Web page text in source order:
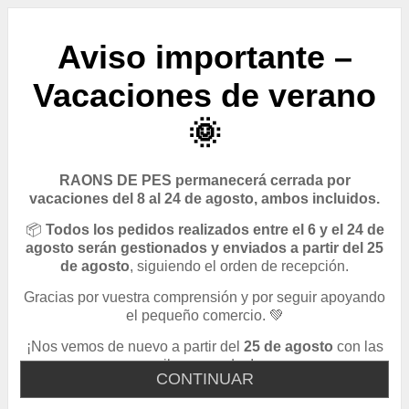
CONTINUAR
Aviso importante –
Vacaciones de verano
🌞
RAONS DE PES permanecerá cerrada por
vacaciones del 8 al 24 de agosto, ambos incluidos.
📦 Todos los pedidos realizados entre el 6 y el 24 de
agosto serán gestionados y enviados a partir del 25
de agosto, siguiendo el orden de recepción.
Gracias por vuestra comprensión y por seguir apoyando
el pequeño comercio. 💚
¡Nos vemos de nuevo a partir del 25 de agosto con las
pilas cargadas!